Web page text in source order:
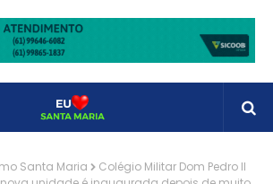
Santa Maria
Colégio Militar Dom Pedro II